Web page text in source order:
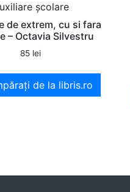
şcolare
de extrem, cu si fara
– Octavia Silvestru
85 lei
de la libris.ro